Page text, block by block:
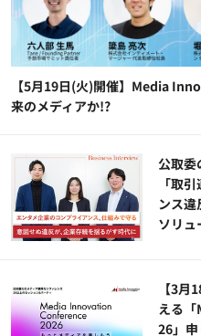
【5月19日(火)開催】Media
来のメディアか!?
公​​取委
「取
ンス
ソリュ
【3
える
26」申